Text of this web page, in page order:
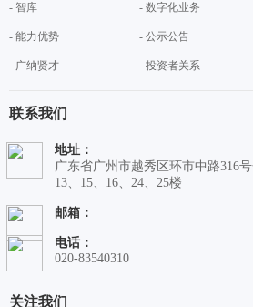
- 智库 - 数字化业务
- 能力优势 - 公示公告
- 广纳贤才 - 投资者关系
联系我们
地址：
广东省广州市越秀区环市中路316号
13、15、16、24、25楼
邮箱：
电话：
020-83540310
关注我们